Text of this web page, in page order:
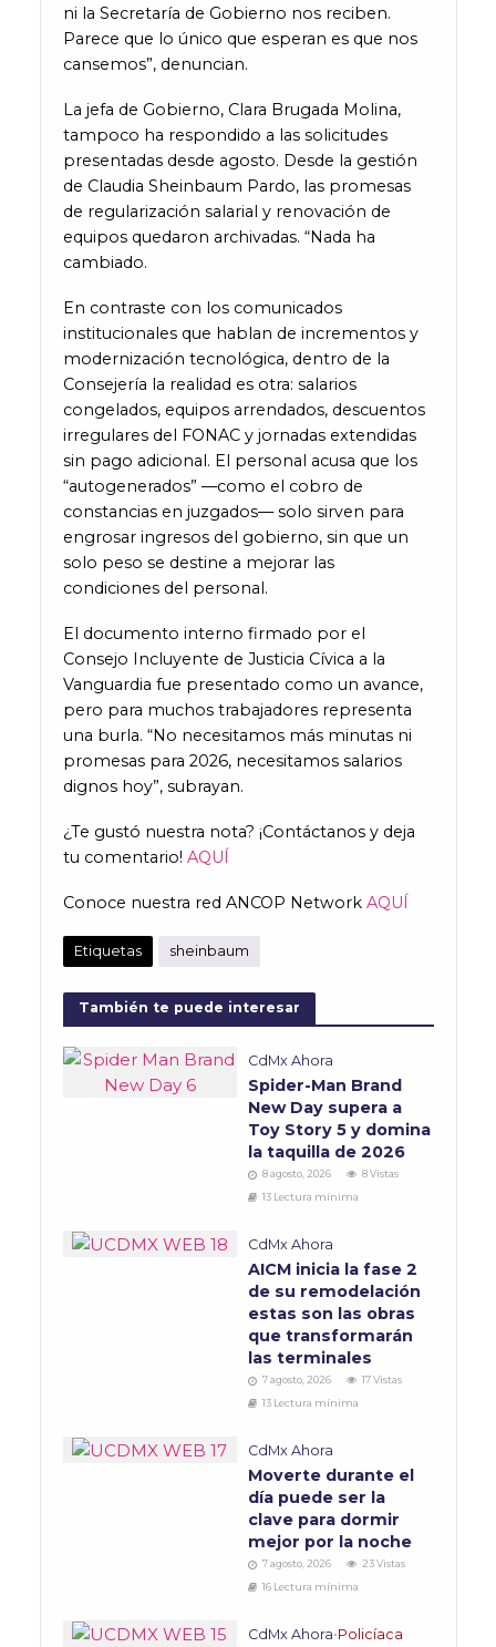
ni la Secretaría de Gobierno nos reciben.
Parece que lo único que esperan es que nos
cansemos”, denuncian.
La jefa de Gobierno, Clara Brugada Molina,
tampoco ha respondido a las solicitudes
presentadas desde agosto. Desde la gestión
de Claudia Sheinbaum Pardo, las promesas
de regularización salarial y renovación de
equipos quedaron archivadas. “Nada ha
cambiado.
En contraste con los comunicados
institucionales que hablan de incrementos y
modernización tecnológica, dentro de la
Consejería la realidad es otra: salarios
congelados, equipos arrendados, descuentos
irregulares del FONAC y jornadas extendidas
sin pago adicional. El personal acusa que los
“autogenerados” —como el cobro de
constancias en juzgados— solo sirven para
engrosar ingresos del gobierno, sin que un
solo peso se destine a mejorar las
condiciones del personal.
El documento interno firmado por el
Consejo Incluyente de Justicia Cívica a la
Vanguardia fue presentado como un avance,
pero para muchos trabajadores representa
una burla. “No necesitamos más minutas ni
promesas para 2026, necesitamos salarios
dignos hoy”, subrayan.
¿Te gustó nuestra nota? ¡Contáctanos y deja
tu comentario! AQUÍ
Conoce nuestra red ANCOP Network AQUÍ
Etiquetas sheinbaum
También te puede interesar
CdMx Ahora
Spider-Man Brand
New Day supera a
Toy Story 5 y domina
la taquilla de 2026
8 agosto, 2026
8 Vistas
13 Lectura mínima
CdMx Ahora
AICM inicia la fase 2
de su remodelación
estas son las obras
que transformarán
las terminales
7 agosto, 2026
17 Vistas
13 Lectura mínima
CdMx Ahora
Moverte durante el
día puede ser la
clave para dormir
mejor por la noche
7 agosto, 2026
23 Vistas
16 Lectura mínima
CdMx Ahora•Policíaca